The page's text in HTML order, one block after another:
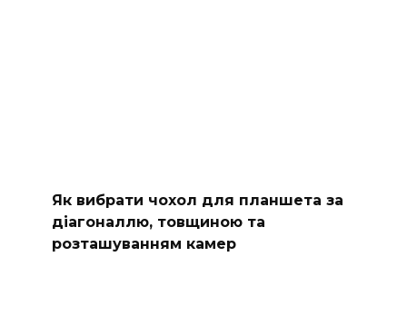
Як вибрати чохол для планшета за
діагоналлю, товщиною та
розташуванням камер